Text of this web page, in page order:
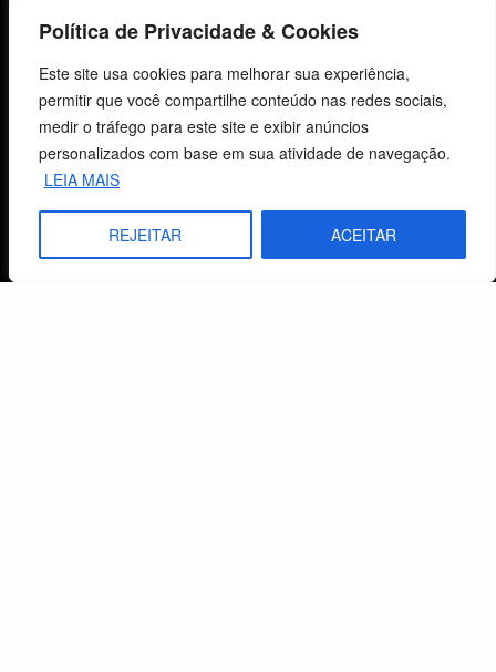
Política de Privacidade & Cookies
Este site usa cookies para melhorar sua experiência,
permitir que você compartilhe conteúdo nas redes sociais,
medir o tráfego para este site e exibir anúncios
personalizados com base em sua atividade de navegação.
LEIA MAIS
REJEITAR ACEITAR
CNPJ: 29.832.607/0001-10
São Leopoldo, RS, Brasil
Fale Conosco
E-mails